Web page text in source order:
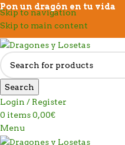
Skip to navigation
Skip to main content
Pon un dragón en tu vida
Search
Login / Register
0 items0,00€
Menu